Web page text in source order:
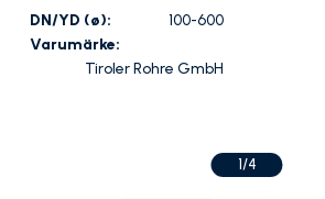
DN/YD (ø):
100-600
Varumärke:
Tiroler Rohre GmbH
1/4